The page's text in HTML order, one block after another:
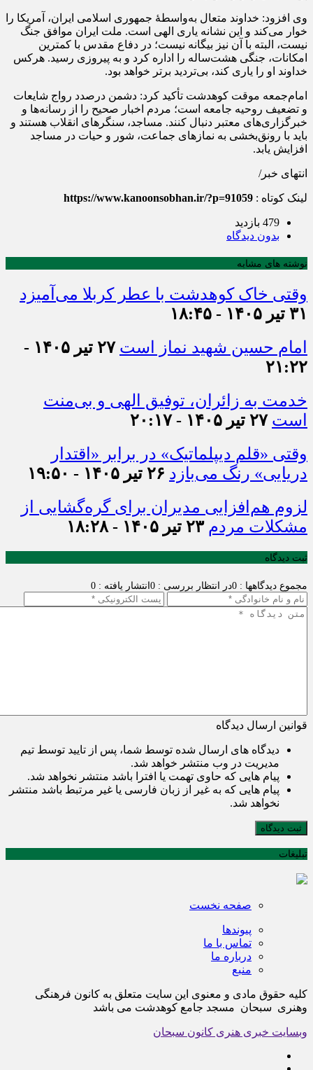
وی افزود: خداوند متعال به‌واسطهٔ جمهوری اسلامی ایران، آمریکا را
خوار می‌کند و این نشانه یاری الهی است. ملت ایران موافق جنگ
نیست، البته با آن نیز بیگانه نیست؛ در دفاع مقدس با کمترین
امکانات، جنگی هشت‌ساله را اداره کرد و به پیروزی رسید. هرکس
خداوند او را یاری کند، بی‌تردید برتر خواهد بود.
امام‌جمعه موقت کوهدشت تأکید کرد: دشمن درصدد رواج شایعات
و تضعیف روحیه جامعه است؛ مردم اخبار صحیح را از رسانه‌ها و
خبرگزاری‌های معتبر دنبال کنند. مساجد، سنگرهای انقلاب هستند و
باید با رونق‌بخشی به نمازهای جماعت، شور و حیات در مساجد
افزایش یابد.
انتهای خبر/
لینک کوتاه : https://www.kanoonsobhan.ir/?p=91059
479 بازدید
بدون دیدگاه
نوشته های مشابه
وقتی خاک کوهدشت با عطر کربلا می‌آمیزد
۳۱ تیر ۱۴۰۵ - ۱۸:۴۵
امام حسین شهید نماز است
۲۷ تیر ۱۴۰۵ -
۲۱:۲۲
خدمت به زائران، توفیق الهی و بی‌منت
است ۲۷ تیر ۱۴۰۵ - ۲۰:۱۷
وقتی «قلم دیپلماتیک» در برابر «اقتدار
دریایی» رنگ می‌بازد ۲۶ تیر ۱۴۰۵ - ۱۹:۵۰
لزوم هم‌افزایی مدیران برای گره‌گشایی از
مشکلات مردم ۲۳ تیر ۱۴۰۵ - ۱۸:۲۸
ثبت دیدگاه
مجموع دیدگاهها : 0 در انتظار بررسی : 0 انتشار یافته : 0
قوانین ارسال دیدگاه
دیدگاه های ارسال شده توسط شما، پس از تایید توسط تیم
مدیریت در وب منتشر خواهد شد.
پیام هایی که حاوی تهمت یا افترا باشد منتشر نخواهد شد.
پیام هایی که به غیر از زبان فارسی یا غیر مرتبط باشد منتشر
نخواهد شد.
ثبت دیدگاه
تبلیغات
صفحه نخست
پیوندها
تماس با ما
درباره ما
منبع
کلیه حقوق مادی و معنوی این سایت متعلق به کانون فرهنگی
وهنری سبحان مسجد جامع کوهدشت می باشد
وبسایت خبری هنری کانون سبحان